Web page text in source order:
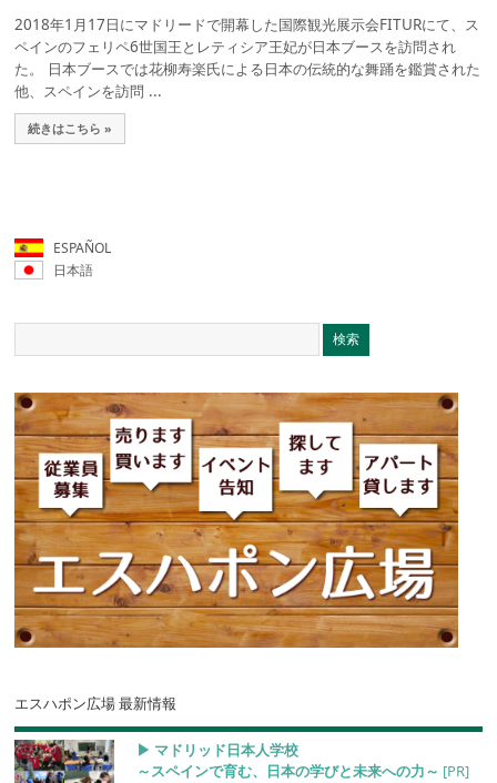
2018年1月17日にマドリードで開幕した国際観光展示会FITURにて、ス
ペインのフェリペ6世国王とレティシア王妃が日本ブースを訪問され
た。 日本ブースでは花柳寿楽氏による日本の伝統的な舞踊を鑑賞された
他、スペインを訪問 ...
続きはこちら »
ESPAÑOL
日本語
エスハポン広場 最新情報
▶︎ マドリッド日本人学校
～スペインで育む、日本の学びと未来への力～ [PR]